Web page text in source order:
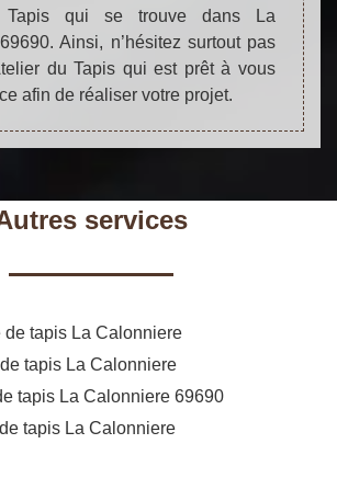
Tapis qui se trouve dans La
Ainsi, n’hésitez surtout pas
du Tapis qui est prêt à vous
afin de réaliser votre projet.
services
de tapis La Calonniere
tapis La Calonniere
tapis La Calonniere 69690
tapis La Calonniere